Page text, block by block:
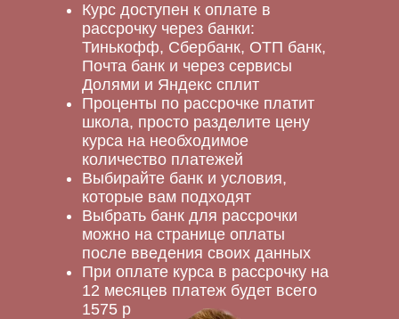
Курс доступен к оплате в
рассрочку через банки:
Тинькофф, Сбербанк, ОТП банк,
Почта банк и через сервисы
Долями и Яндекс сплит
Проценты по рассрочке платит
школа, просто разделите цену
курса на необходимое
количество платежей
Выбирайте банк и условия,
которые вам подходят
Выбрать банк для рассрочки
можно на странице оплаты
после введения своих данных
При оплате курса в рассрочку на
12 месяцев платеж будет всего
1575 р